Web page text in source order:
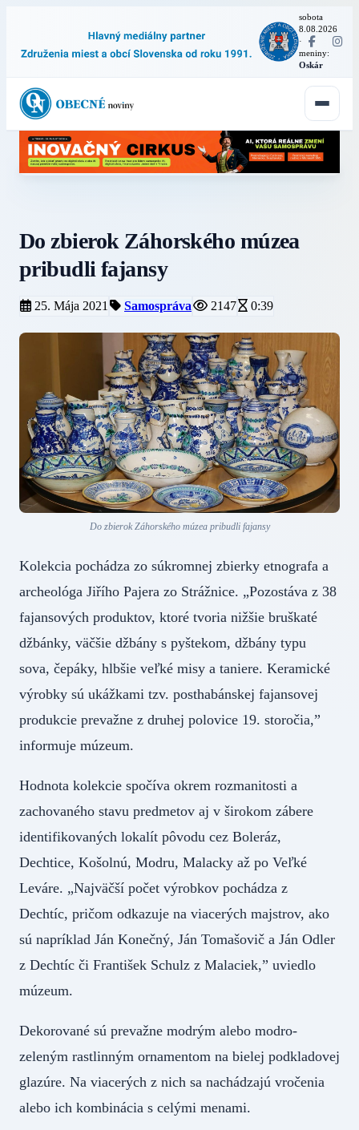
sobota
8.08.2026
·
meniny:
Oskár
Do zbierok Záhorského múzea
pribudli fajansy
25. Mája 2021 Samospráva 2147 0:39
Do zbierok Záhorského múzea pribudli fajansy
Kolekcia pochádza zo súkromnej zbierky etnografa a
archeológa Jiřího Pajera zo Strážnice. „Pozostáva z 38
fajansových produktov, ktoré tvoria nižšie bruškaté
džbánky, väčšie džbány s pyštekom, džbány typu
sova, čepáky, hlbšie veľké misy a taniere. Keramické
výrobky sú ukážkami tzv. posthabánskej fajansovej
produkcie prevažne z druhej polovice 19. storočia,”
informuje múzeum.
Hodnota kolekcie spočíva okrem rozmanitosti a
zachovaného stavu predmetov aj v širokom zábere
identifikovaných lokalít pôvodu cez Boleráz,
Dechtice, Košolnú, Modru, Malacky až po Veľké
Leváre. „Najväčší počet výrobkov pochádza z
Dechtíc, pričom odkazuje na viacerých majstrov, ako
sú napríklad Ján Konečný, Ján Tomašovič a Ján Odler
z Dechtíc či František Schulz z Malaciek,” uviedlo
múzeum.
Dekorované sú prevažne modrým alebo modro-
zeleným rastlinným ornamentom na bielej podkladovej
glazúre. Na viacerých z nich sa nachádzajú vročenia
alebo ich kombinácia s celými menami.